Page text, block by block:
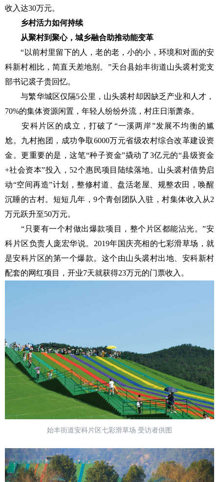
收入达30万元。
乡村活力如何持续
从聚村到聚心，城乡融合助推动能变革
“以前村里留下的人，老的老，小的小，环境和对面的安
科新村相比，简直天差地别。”天台县始丰街道山头裘村党支
部书记裘子贵回忆。
与繁华城区仅隔5公里，山头裘村却因缺乏产业和人才，
70%的集体资源闲置，年轻人纷纷外流，村庄日渐萧条。
安科片区的成立，打破了“一溪两岸”发展不均衡的尴
尬。九村抱团，成功争取6000万元省级农村综合改革建设资
金。更重要的是，这笔“种子资金”撬动了3亿元的“县级资金
+社会资本”投入，52个惠民项目陆续落地。山头裘村借势启
动“空间再造”计划，整修村道、盘活老屋、规整农田，唤醒
沉睡的古村。短短几年，9个青创团队入驻，村集体收入从2
万元跃升至50万元。
“只要有一个村做出爆款项目，整个片区都能沾光。”安
科片区负责人庞宏华说。2019年国庆亮相的七彩滑草场，就
是安科片区的第一个爆款。这个由山头裘村出地、安科新村
配套的网红项目，开业7天就获得23万元的门票收入。
始丰街道安科片区七彩滑草场 受访者供图